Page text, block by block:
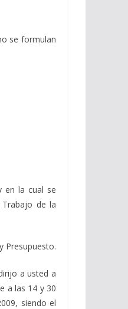
se formulan
la cual se
de la
Presupuesto.
a usted a
a las 14 y 30
siendo el